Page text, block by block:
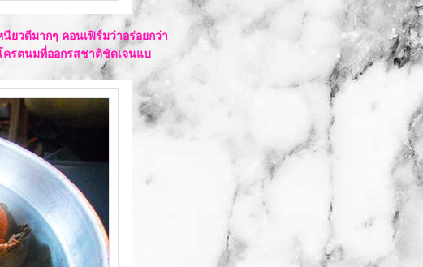
ยวดีมากๆ คอนเฟิร์มว่าอร่อยกว่า
รตนมที่ออกรสชาติชัดเจนแบ